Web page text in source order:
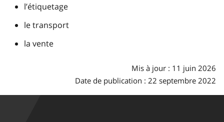
l’étiquetage
le transport
la vente
Mis à jour : 11 juin 2026
Date de publication : 22 septembre 2022